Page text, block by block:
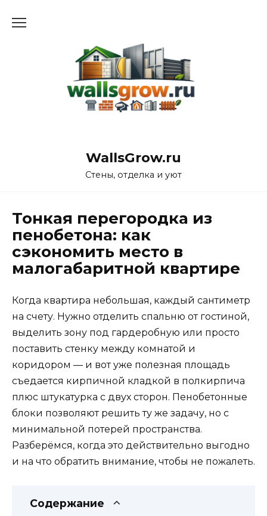
WallsGrow.ru
Стены, отделка и уют
Тонкая перегородка из
пенобетона: как
сэкономить место в
малогабаритной квартире
Когда квартира небольшая, каждый сантиметр
на счету. Нужно отделить спальню от гостиной,
выделить зону под гардеробную или просто
поставить стенку между комнатой и
коридором — и вот уже полезная площадь
съедается кирпичной кладкой в полкирпича
плюс штукатурка с двух сторон. Пенобетонные
блоки позволяют решить ту же задачу, но с
минимальной потерей пространства.
Разберёмся, когда это действительно выгодно
и на что обратить внимание, чтобы не пожалеть.
Содержание